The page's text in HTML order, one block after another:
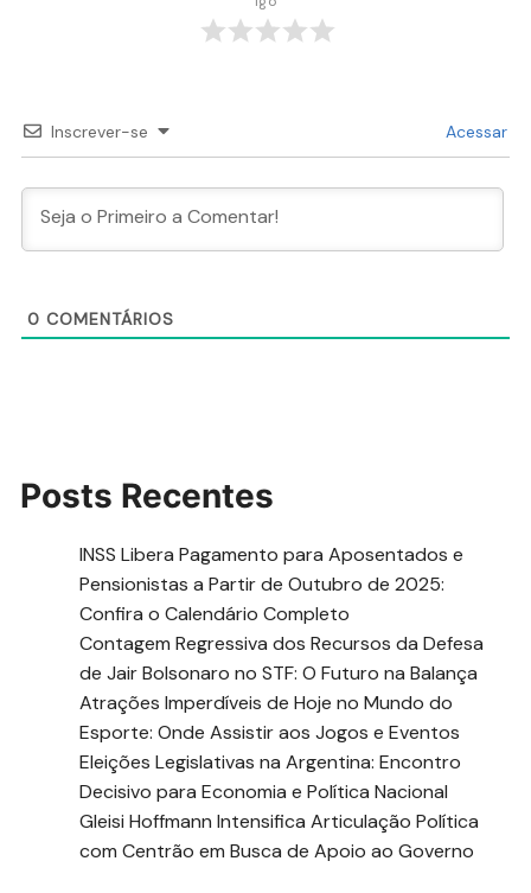
Inscrever-se Acessar
0 COMENTÁRIOS
Posts Recentes
INSS Libera Pagamento para Aposentados e
Pensionistas a Partir de Outubro de 2025:
Confira o Calendário Completo
Contagem Regressiva dos Recursos da Defesa
de Jair Bolsonaro no STF: O Futuro na Balança
Atrações Imperdíveis de Hoje no Mundo do
Esporte: Onde Assistir aos Jogos e Eventos
Eleições Legislativas na Argentina: Encontro
Decisivo para Economia e Política Nacional
Gleisi Hoffmann Intensifica Articulação Política
com Centrão em Busca de Apoio ao Governo